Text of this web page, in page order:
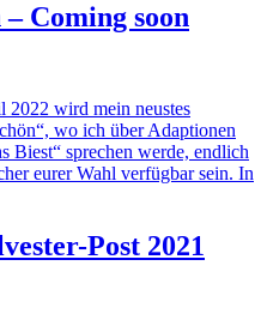
Coming soon
wird mein neustes
wo ich über Adaptionen
Biest“ sprechen werde, endlich
eurer Wahl verfügbar sein. In
Post 2021